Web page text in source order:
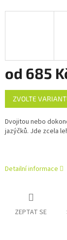
od 685
Měrná
cena:
ZVOLTE
Dvojitou nebo
jazýčků. Jde zcela
Detailní informace
ZEPTAT SE